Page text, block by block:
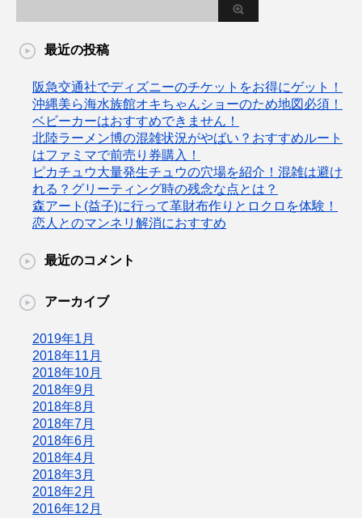
最近の投稿
阪急交通社でディズニーのチケットをお得にゲット！
沖縄美ら海水族館オキちゃんショーのため地図必須！
ベビーカーはおすすめできません！
北陸ラーメン博の混雑状況がやばい？おすすめルート
はファミマで前売り券購入！
ピカチュウ大量発生チュウの穴場を紹介！混雑は避け
れる？グリーティング時の残念な点とは？
森アート(益子)に行って革財布作りとロクロを体験！
恋人とのマンネリ解消におすすめ
最近のコメント
アーカイブ
2019年1月
2018年11月
2018年10月
2018年9月
2018年8月
2018年7月
2018年6月
2018年4月
2018年3月
2018年2月
2016年12月